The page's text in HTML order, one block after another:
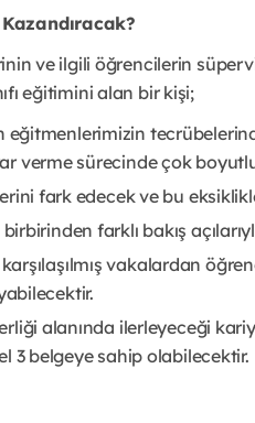
ve ilgili öğrencilerin
eğitimini alan bir kişi;
eğitmenlerimizin
verme sürecinde çok
fark edecek ve bu
farklı bakış
vakalardan
alanında ilerleyeceği
3 belgeye sahip olabilecektir.